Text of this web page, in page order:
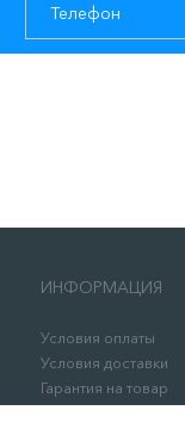
ИНФОРМАЦИЯ
Условия оплаты
Условия доставки
Гарантия на товар